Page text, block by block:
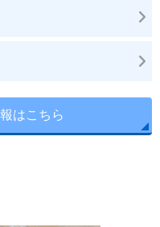
はこちら